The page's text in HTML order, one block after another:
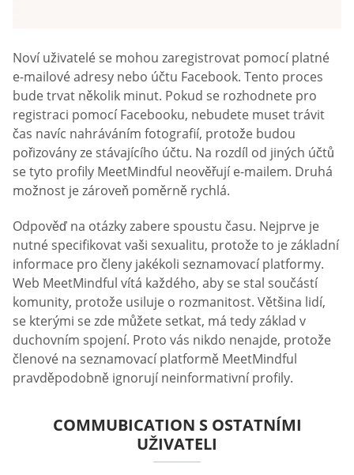
Noví uživatelé se mohou zaregistrovat pomocí platné
e-mailové adresy nebo účtu Facebook. Tento proces
bude trvat několik minut. Pokud se rozhodnete pro
registraci pomocí Facebooku, nebudete muset trávit
čas navíc nahráváním fotografií, protože budou
pořizovány ze stávajícího účtu. Na rozdíl od jiných účtů
se tyto profily MeetMindful neověřují e-mailem. Druhá
možnost je zároveň poměrně rychlá.
Odpověď na otázky zabere spoustu času. Nejprve je
nutné specifikovat vaši sexualitu, protože to je základní
informace pro členy jakékoli seznamovací platformy.
Web MeetMindful vítá každého, aby se stal součástí
komunity, protože usiluje o rozmanitost. Většina lidí,
se kterými se zde můžete setkat, má tedy základ v
duchovním spojení. Proto vás nikdo nenajde, protože
členové na seznamovací platformě MeetMindful
pravděpodobně ignorují neinformativní profily.
COMMUBICATION S OSTATNÍMI
UŽIVATELI